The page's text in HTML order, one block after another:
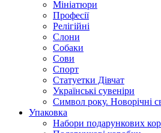
Мініатюри
Професії
Релігійні
Слони
Собаки
Сови
Спорт
Статуетки Дівчат
Українські сувеніри
Символ року. Новорічні
Упаковка
Набори подарункових